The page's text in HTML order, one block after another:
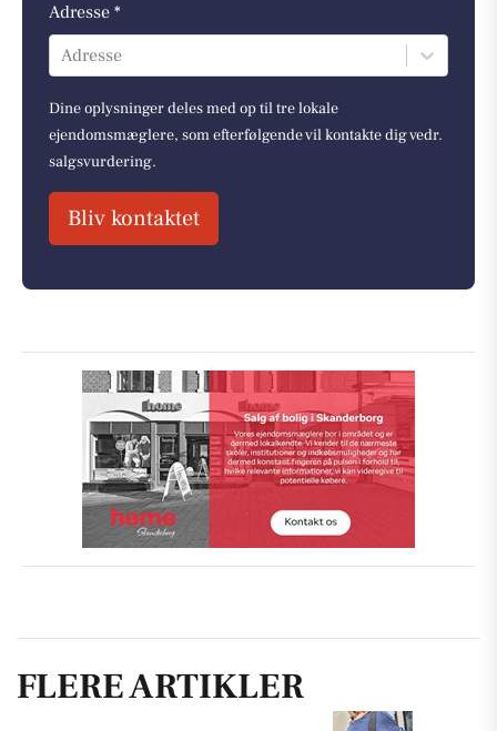
Adresse *
Adresse
Dine oplysninger deles med op til tre lokale
ejendomsmæglere, som efterfølgende vil kontakte dig vedr.
salgsvurdering.
Bliv kontaktet
FLERE ARTIKLER